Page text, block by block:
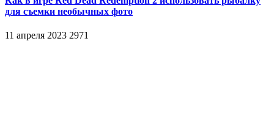
для съемки необычных фото
11 апреля 2023 2971